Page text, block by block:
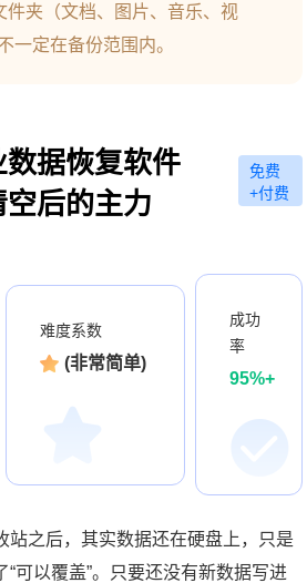
件夹（文档、图片、音乐、视
一定在备份范围内。
据恢复软件
后的主力
免费
+付费
难度系数
(非常简单)
成功
率
95%+
站之后，其实数据还在硬盘上，只是
可以覆盖”。只要还没有新数据写进